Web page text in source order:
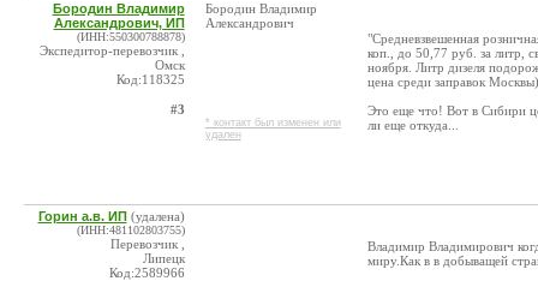
Бородин Владимир
Александрович, ИП
(ИНН:550300788878)
Экспедитор-перевозчик ,
Омск
Код:118325
#3
Бородин Владимир
Александрович
* контакт был изменен или
удален
"Средневзвешенная
коп., до 50,77 руб. за литр,
ноября. Литр дизеля
цена среди заправок
Это еще что! Вот в Сибири
ли еще откуда...
Горин а.в. ИП (удалена)
(ИНН:481102803755)
Перевозчик ,
Липецк
Код:2589966
Владимир Владимирович
миру.Как в в добыващей